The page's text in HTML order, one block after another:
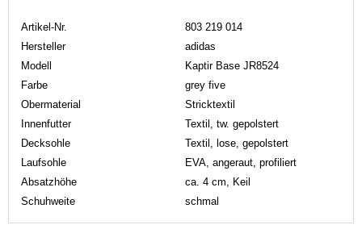
Artikel-Nr.
803 219 014
Hersteller
adidas
Modell
Kaptir Base JR8524
Farbe
grey five
Obermaterial
Stricktextil
Innenfutter
Textil, tw. gepolstert
Decksohle
Textil, lose, gepolstert
Laufsohle
EVA, angeraut, profiliert
Absatzhöhe
ca. 4 cm, Keil
Schuhweite
schmal